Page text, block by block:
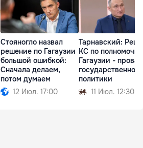
Стояногло назвал
решение по Гагаузии
большой ошибкой:
Сначала делаем,
потом думаем
12 Июл. 17:00
Тарнавский:
КС по
Гагаузии - провал
государственной
политики
11 Июл. 12:30